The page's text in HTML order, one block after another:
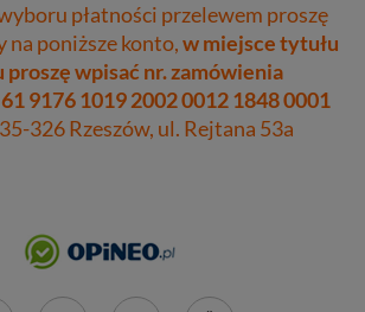
płatności przelewem proszę
na poniższe konto,w miejsce tytułu
proszę wpisać nr. zamówienia
61 9176 1019 2002 0012 1848 0001
326 Rzeszów, ul. Rejtana 53a